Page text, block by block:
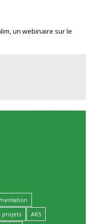
un webinaire sur le
projets
ARS